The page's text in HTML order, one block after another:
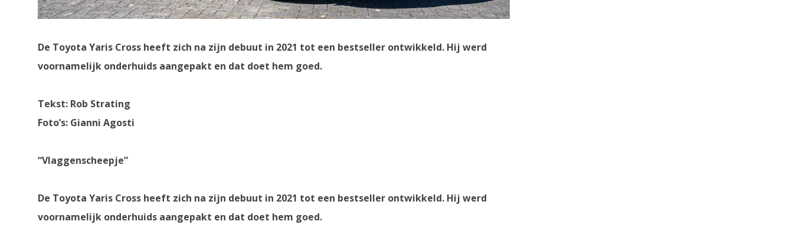
De Toyota Yaris Cross heeft zich na zijn debuut in 2021 tot een bestseller ontwikkeld. Hij werd
voornamelijk onderhuids aangepakt en dat doet hem goed.
Tekst: Rob Strating
Foto’s: Gianni Agosti
“Vlaggenscheepje”
De Toyota Yaris Cross heeft zich na zijn debuut in 2021 tot een bestseller ontwikkeld. Hij werd
voornamelijk onderhuids aangepakt en dat doet hem goed.